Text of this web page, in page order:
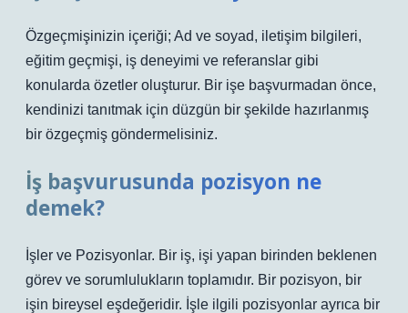
Özgeçmişinizin içeriği; Ad ve soyad, iletişim bilgileri,
eğitim geçmişi, iş deneyimi ve referanslar gibi
konularda özetler oluşturur. Bir işe başvurmadan önce,
kendinizi tanıtmak için düzgün bir şekilde hazırlanmış
bir özgeçmiş göndermelisiniz.
İş başvurusunda pozisyon ne
demek?
İşler ve Pozisyonlar. Bir iş, işi yapan birinden beklenen
görev ve sorumlulukların toplamıdır. Bir pozisyon, bir
işin bireysel eşdeğeridir. İşle ilgili pozisyonlar ayrıca bir